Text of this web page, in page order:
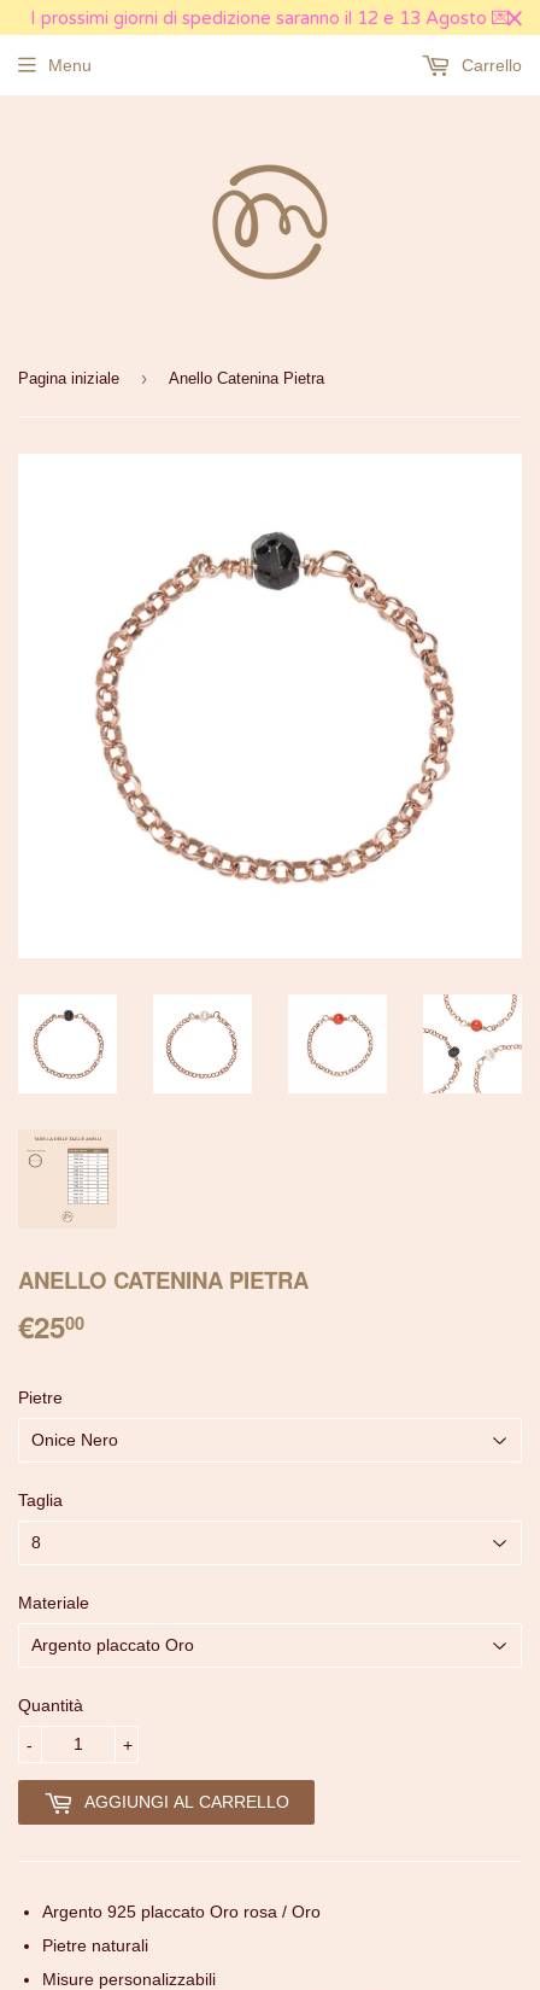
I prossimi giorni di spedizione saranno il 12 e 13 Agosto 💌
Menu Carrello
Pagina iniziale › Anello Catenina Pietra
ANELLO CATENINA PIETRA
€2500
Pietre
Taglia
Materiale
Quantità
+
-
AGGIUNGI AL CARRELLO
Argento 925 placcato Oro rosa / Oro
Pietre naturali
Misure personalizzabili